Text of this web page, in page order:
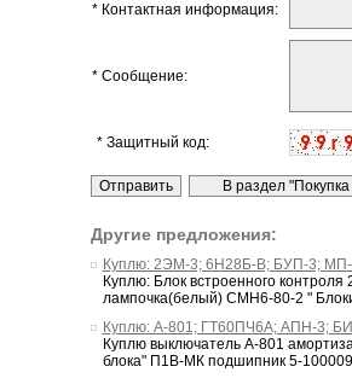
* Контактная информация:
* Сообщение:
* Защитный код:
Другие предложения:
Куплю: 2ЭМ-3; 6Н28Б-В; БУП-3;
Куплю: Блок встроенного
лампочка(белый) СМН6-80-2 "
Куплю: А-801; ГТ60ПЧ6А; АПН-3;
Куплю выключатель А-801
блока" П1В-МК подшипник 5-